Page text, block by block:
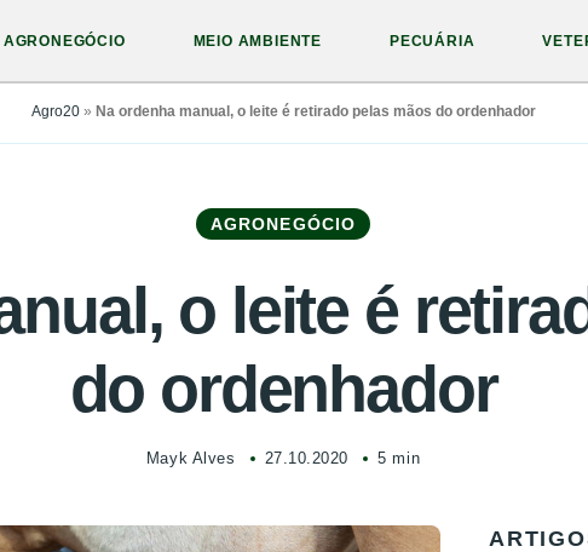
AGRONEGÓCIO MEIO AMBIENTE PECUÁRIA
Agro20» Na ordenha manual, o leite é retirado pelas mãos do ordenhador
AGRONEGÓCIO
o leite é
do ordenhador
Mayk Alves 27.10.2020 5 min